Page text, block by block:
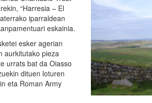
“Harresia – El
iparraldean
eskainia.
esker agerian
aurkitutako pieza
urrats bat da Oiasso
dituen loturen
eta Roman Army